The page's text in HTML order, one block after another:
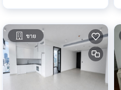
ขาย